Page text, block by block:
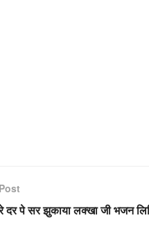
दर पे सर झुकाया लक्खा जी भजन